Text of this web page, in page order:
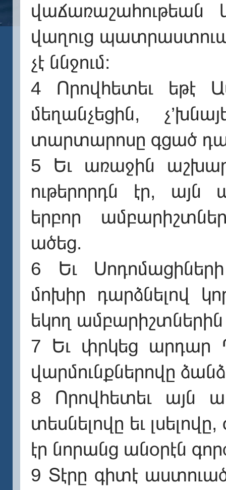
վաճառաշահութեան
վաղուց
չէ ննջում։
4 Որովհետեւ եթէ
մեղանչեցին,
տարտարոսը գցած
5 Եւ առաջին
ութերորդն էր, այն
երբոր
ածեց.
6 Եւ
մոխիր դարձնելով
եկող
7 Եւ փրկեց արդար
վարմունքներովը
8 Որովհետեւ այն
տեսնելովը եւ
էր նորանց անօրէն
9 Տէրը գիտէ